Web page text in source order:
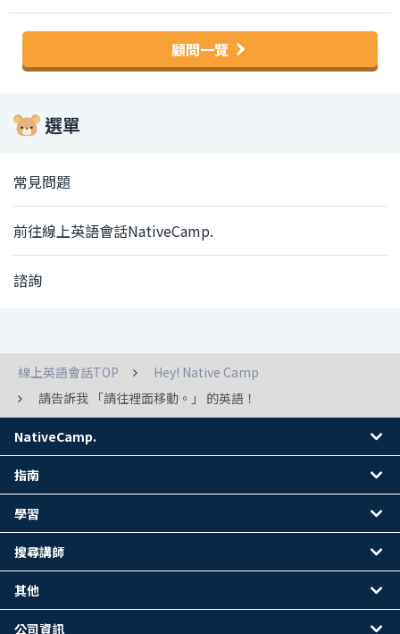
顧問一覽
選單
常見問題
前往線上英語會話NativeCamp.
諮詢
線上英語會話TOP
Hey! Native Camp
請告訴我 「請往裡面移動。」 的英語！
NativeCamp.
指南
學習
搜尋講師
其他
公司資訊